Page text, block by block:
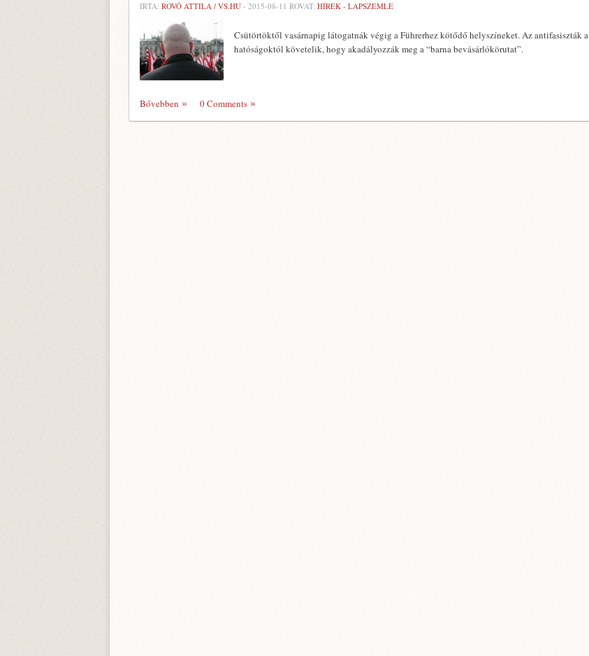
ÍRTA: ROVÓ ATTILA / VS.HU - 2015-08-11 ROVAT: HÍREK - LAPSZEMLE
Csütörtöktől vasárnapig látogatnák végig a Führerhez kötődő helyszíneket. Az antifasiszták a
hatóságoktól követelik, hogy akadályozzák meg a “barna bevásárlókörutat”.
Bővebben 0 Comments